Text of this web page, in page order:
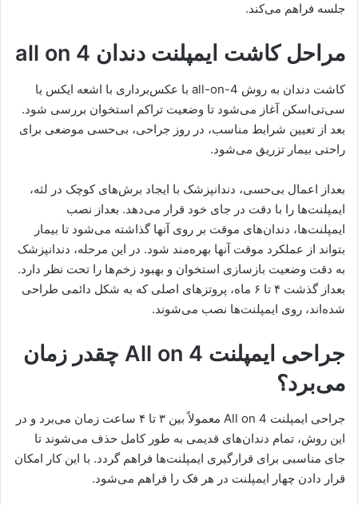
جلسه فراهم می‌کند.
مراحل کاشت ایمپلنت دندان all on 4
کاشت دندان به روش all-on-4 با عکس‌برداری با اشعه ایکس یا
سی‌تی‌اسکن آغاز می‌شود تا وضعیت تراکم استخوان بررسی شود.
بعد از تعیین شرایط مناسب، در روز جراحی، بی‌حسی موضعی برای
راحتی بیمار تزریق می‌شود.
بعداز اعمال بی‌حسی، دندانپزشک با ایجاد برش‌های کوچک در لثه،
ایمپلنت‌ها را با دقت در جای خود قرار می‌دهد. بعداز نصب
ایمپلنت‌ها، دندان‌های موقت بر روی آنها گذاشته می‌شود تا بیمار
بتواند از عملکرد موقت آنها بهره‌مند شود. در این مرحله، دندانپزشک
به دقت وضعیت بازسازی استخوان و بهبود زخم‌ها را تحت نظر دارد.
بعداز گذشت ۴ تا ۶ ماه، پروتزهای اصلی که به شکل دائمی طراحی
شده‌اند، روی ایمپلنت‌ها نصب می‌شوند.
جراحی ایمپلنت All on 4 چقدر زمان
می‌برد؟
جراحی ایمپلنت All on 4 معمولاً بین ۳ تا ۴ ساعت زمان می‌برد و در
این روش، تمام دندان‌های قدیمی به طور کامل حذف می‌شوند تا
جای مناسبی برای قرارگیری ایمپلنت‌ها فراهم گردد. با این کار امکان
قرار دادن چهار ایمپلنت در هر فک را فراهم می‌شود.